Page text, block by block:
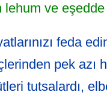
lehum ve
feda
pek azı
tutsalardı,